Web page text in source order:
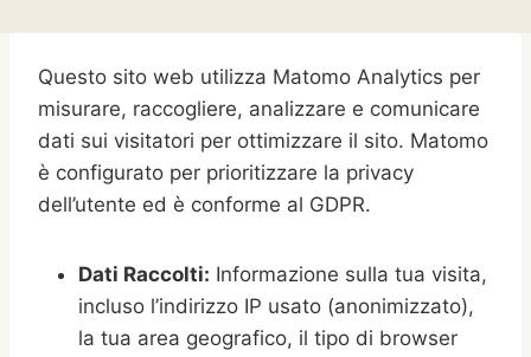
Questo sito web utilizza Matomo Analytics per
misurare, raccogliere, analizzare e comunicare
dati sui visitatori per ottimizzare il sito. Matomo
è configurato per prioritizzare la privacy
dell’utente ed è conforme al GDPR.
Dati Raccolti: Informazione sulla tua visita,
incluso l’indirizzo IP usato (anonimizzato),
la tua area geografico, il tipo di browser